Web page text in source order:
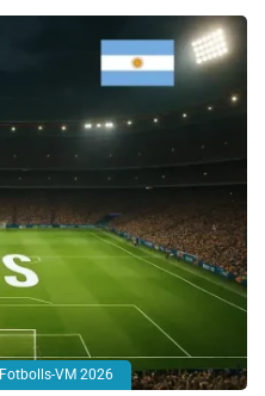
Fotbolls-VM 2026